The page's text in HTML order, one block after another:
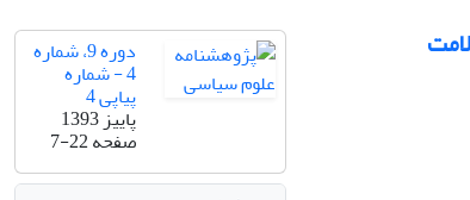
دوره 9، شماره
4 - شماره
پیاپی 4
پاییز 1393
صفحه7-22